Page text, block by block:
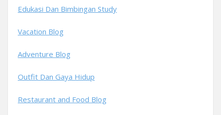
Edukasi Dan Bimbingan Study
Vacation Blog
Adventure Blog
Outfit Dan Gaya Hidup
Restaurant and Food Blog